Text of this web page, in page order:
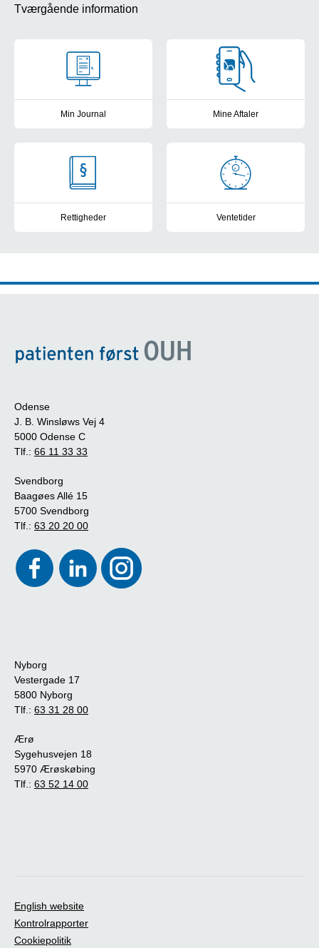
Tværgående information
Min Journal Mine Aftaler
Rettigheder Ventetider
Odense
J. B. Winsløws Vej 4
5000 Odense C
Tlf.: 66 11 33 33
Svendborg
Baagøes Allé 15
5700 Svendborg
Tlf.: 63 20 20 00
Nyborg
Vestergade 17
5800 Nyborg
Tlf.: 63 31 28 00
Ærø
Sygehusvejen 18
5970 Ærøskøbing
Tlf.: 63 52 14 00
English website
Kontrolrapporter
Cookiepolitik